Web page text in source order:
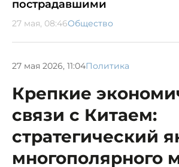
пострадавшими
27 мая, 08:46Общество
27 мая 2026, 11:04Политика
Крепкие
связи с Китаем:
стратегический
многополярного